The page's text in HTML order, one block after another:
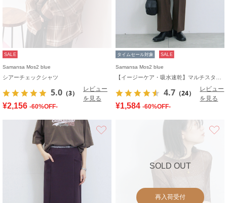
SALE
Samansa Mos2 blue
シアーチェックシャツ
5.0 （3）
レビュー
を見る
¥2,156 -60%OFF-
タイムセール対象 SALE
Samansa Mos2 blue
4.7 （24）
レビュー
を見る
¥1,584 -60%OFF-
SOLD OUT
再入荷受付